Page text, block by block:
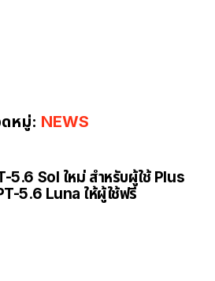
ดหมู่: NEWS
5.6 Sol ใหม่ สำหรับผู้ใช้ Plus
5.6 Luna ให้ผู้ใช้ฟรี